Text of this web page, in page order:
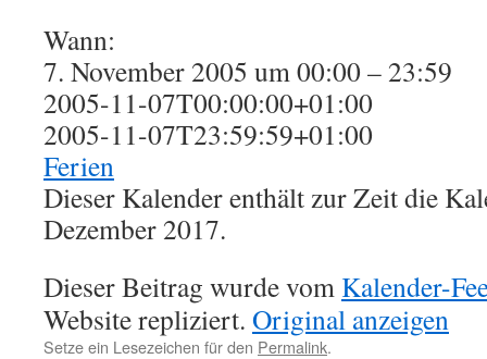
Wann:
7. November 2005 um 00:00 – 23:59
2005-11-07T00:00:00+01:00
2005-11-07T23:59:59+01:00
Ferien
Dieser Kalender enthält zur Zeit die
Dezember 2017.
Dieser Beitrag wurde vom Kalender-
Website repliziert. Original anzeigen
Setze ein Lesezeichen für den Permalink.